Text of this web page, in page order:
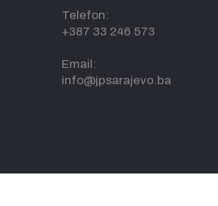
Telefon:
+387 33 246 573
Email:
info@jpsarajevo.ba